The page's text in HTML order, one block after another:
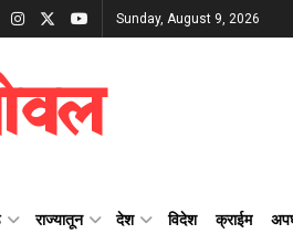
Sunday, August 9, 2026
राज्यातून देश विदेश क्राईम